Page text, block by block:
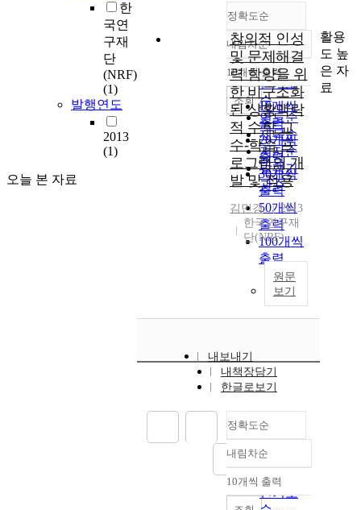
한
국연
구재
단
(NRF)
(1)
발행연도
2013
(1)
오늘 본 자료
정확도순
정확도
순
인기도
순
연도순
제목순
저자순
발행기
관순
내림차순
내림차순
10개씩 출력
10개씩
출력
20개씩
출력
30개씩
출력
50개씩
출력
100개씩
출력
조회
창의적 인성
및 문제해결
력 함양을 위
한 비구조화
된 상황맥락
적 수학 교
수-학습 프
로그램의 개
발 및 적용
김민경
2013
한국연구재
단(NRF)
원문
보기
내보내기
내책장담기
한글로보기
정확도순
정확도
순
인기도
내림차순
내림차순
10개씩 출력
활용
도 높
은 자
료